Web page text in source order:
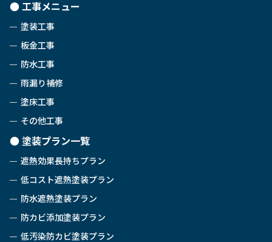
工事メニュー
塗装工事
板金工事
防水工事
雨漏り補修
塗床工事
その他工事
塗装プラン一覧
遮熱効果長持ちプラン
低コスト遮熱塗装プラン
防水遮熱塗装プラン
防カビ添加塗装プラン
低汚染防カビ塗装プラン